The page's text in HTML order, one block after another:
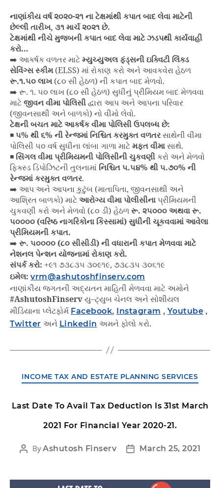
નાણાંકીય વર્ષ ૨૦૨૦-૨૧ ના ટેક્ષમાંથી કપાત બાદ લેવા માટેની
છેલ્લી તારીખ, ૩૧ માર્ચ ૨૦૨૧ છે.
ટેક્ષમાંથી નીચે મુજબની કપાત બાદ લેવા માટે ઝડપથી કાર્યવાહી
કરો…
➡️ આકર્ષક વળતર માટે મ્યુચ્યુઅલ ફંડ્સની ઇક્વિટી લિંક્ડ
સેવિંગ્સ સ્કીમ(ELSS) માં રોકાણ કરો અને આવકવેરા હેઠળ
રૂ.૧.૫૦ લાખ(૮૦ સી હેઠળ) ની કપાત બાદ મેળવો.
➡️ રૂ. ૧. ૫૦ લાખ (૮૦ સી હેઠળ) સુધીનું પ્રીમિયમ બાદ મેળવવા
માટે જીવન વીમા પોલિસી દ્વારા આપ અને આપના પરિવાર
(જીવનસાથી અને બાળકો) નો વીમો લેવો.
ટેક્ષની બચત માટે આકર્ષક વીમા પોલિસી ઉપલબ્ધ છે:
◾ ૫% થી ૬% ની રેન્જમાં નિશ્ચિત કરમુક્ત વળતરસાથેની વીમા
પોલિસી ૫૦ વર્ષ સુધીના લાંબા ગાળા માટે મફત વીમા સાથે.
◾ સિંગલ વીમા પ્રીમિયમની પોલિસીની ચુકવણી કરો અને મેળવો
ફિક્સ્ડ ડિપોઝિટની તુલનામાં નિશ્ચિત ૫.૫૪% થી ૫.૭૦% ની
રેન્જમાં કરમુક્ત વળતર.
➡️ આપ અને આપના કુટુંબ (માતાપિતા, જીવનસાથી અને
આશ્રિત બાળકો) માટે આરોગ્ય વીમા પોલીસીના પ્રીમિયમની
ચુકવણી કરો અને મેળવો (૮૦ ડી) હેઠળ રૂ. ૨૫૦૦૦ અથવા રૂ.
૫૦૦૦૦ (વરિષ્ઠ નાગરિકોના કિસ્સામાં) સુધીની ચૂકવવામાં આવેલા
પ્રીમિયમની કપાત.
➡️ રૂ. ૫૦૦૦૦ (૮૦ સીસીડી) ની વધારાની કપાત મેળવવા માટે
નેશનલ પેન્શન યોજનામાં રોકાણ કરો.
સંપર્ક કરો: +૯૧ ૭૩૮૩૫ ૩૦૯૧૯, ૭૩૮૩૫ ૩૦૬૧૯
ઇમેલ: vrm@ashutoshfinserv.com
નાણાંકીય જગતની અદ્યતન માહિતી મેળવવા માટે અમોને
#AshutoshFinserv યુ–ટ્યુબ ચેનલ અને સોશીયલ
મીડિયાના પ્લેટફોર્મ Facebook, Instagram , Youtube ,
Twitter અને Linkedin અમને ફોલો કરો.
INCOME TAX AND ESTATE PLANNING SERVICES
Last Date To Avail Tax Deduction Is 31st March
2021 For Financial Year 2020-21.
ByAshutosh Finserv March 25, 2021